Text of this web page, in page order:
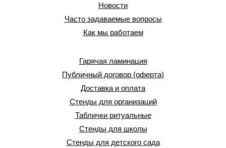
Новости
Часто задаваемые вопросы
Как мы работаем
Гарячая ламинация
Публичный договор (оферта)
Доставка и оплата
Стенды для организаций
Таблички ритуальные
Стенды для школы
Стенды для детского сада